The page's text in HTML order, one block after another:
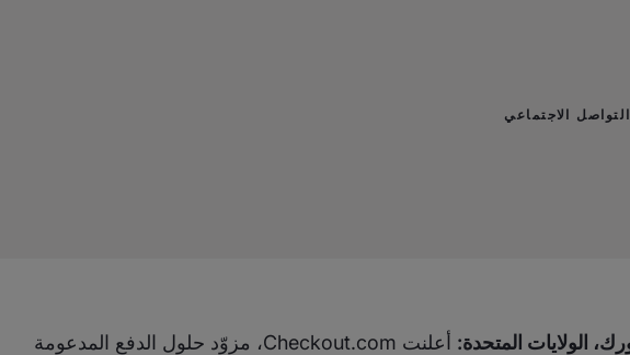
الاجتماعي
أعلنت Checkout.com، مزوّد حلول الدفع المدعومة